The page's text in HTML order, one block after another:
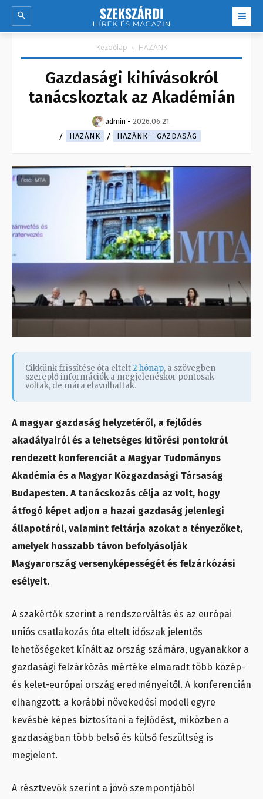
Kezdőlap HAZÁNK
Gazdasági kihívásokról
tanácskoztak az Akadémián
admin - 2026.06.21.
HAZÁNK
HAZÁNK - GAZDASÁG
Cikkünk frissítése óta eltelt2 hónap, a szövegben
szereplő információk a megjelenéskor pontosak
voltak, de mára elavulhattak.
A magyar gazdaság helyzetéről, a fejlődés
akadályairól és a lehetséges kitörési pontokról
rendezett konferenciát a Magyar Tudományos
Akadémia és a Magyar Közgazdasági Társaság
Budapesten. A tanácskozás célja az volt, hogy
átfogó képet adjon a hazai gazdaság jelenlegi
állapotáról, valamint feltárja azokat a tényezőket,
amelyek hosszabb távon befolyásolják
Magyarország versenyképességét és felzárkózási
esélyeit.
A szakértők szerint a rendszerváltás és az európai
uniós csatlakozás óta eltelt időszak jelentős
lehetőségeket kínált az ország számára, ugyanakkor a
gazdasági felzárkózás mértéke elmaradt több közép-
és kelet-európai ország eredményeitől. A konferencián
elhangzott: a korábbi növekedési modell egyre
kevésbé képes biztosítani a fejlődést, miközben a
gazdaságban több belső és külső feszültség is
megjelent.
A résztvevők szerint a jövő szempontjából